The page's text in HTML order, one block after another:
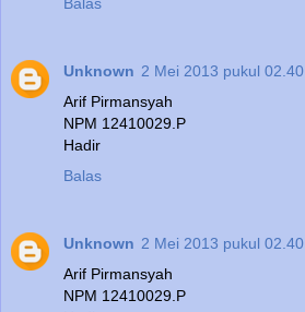
Balas
Unknown 2 Mei 2013 pukul 02.40
Arif Pirmansyah
NPM 12410029.P
Hadir
Balas
Unknown 2 Mei 2013 pukul 02.40
Arif Pirmansyah
NPM 12410029.P